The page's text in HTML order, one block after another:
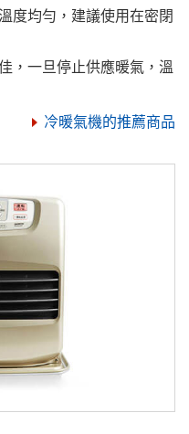
度均勻，建議使用在密閉
，一旦停止供應暖氣，溫
冷暖氣機的推薦商品